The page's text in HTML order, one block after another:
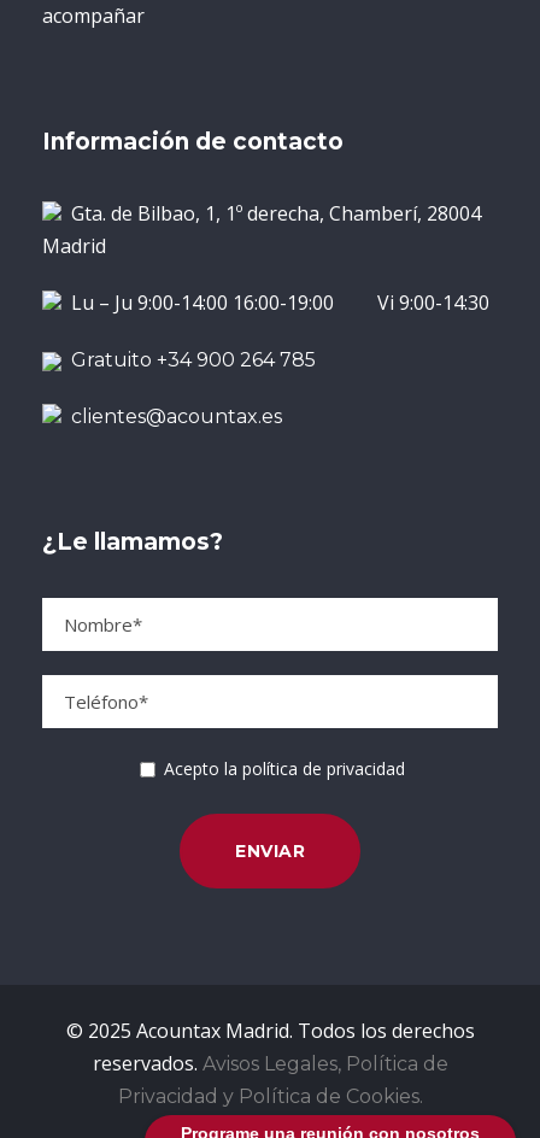
Programe una reunión con nosotros
acompañar
Información de contacto
Gta. de Bilbao, 1, 1º derecha, Chamberí, 28004
Madrid
Lu – Ju 9:00-14:00 16:00-19:00 Vi 9:00-14:30
Gratuito +34 900 264 785
clientes@acountax.es
¿Le llamamos?
Acepto la política de privacidad
© 2025 Acountax Madrid. Todos los derechos
reservados. Avisos Legales, Política de
Privacidad y Política de Cookies.